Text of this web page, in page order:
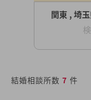
関東 , 埼
結婚相談所数 7 件